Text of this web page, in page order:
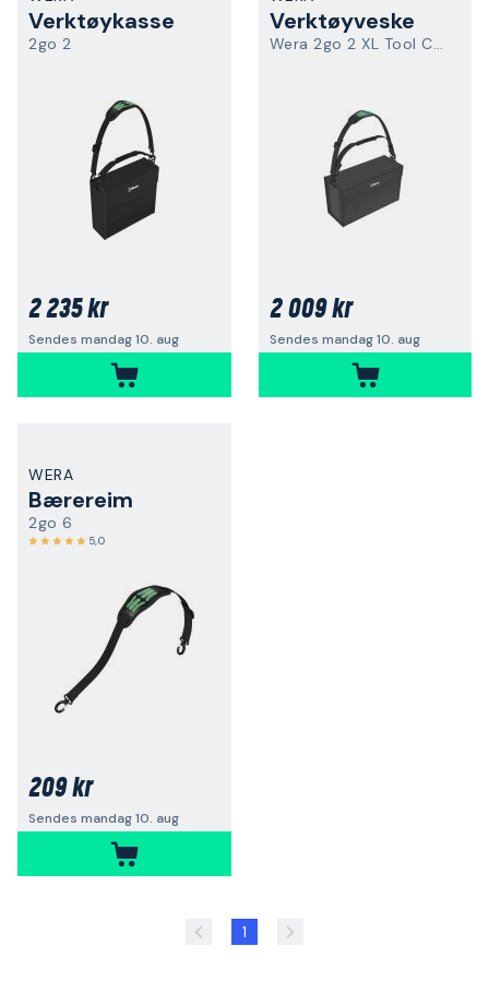
Verktøykasse
2go 2
2 235 kr
Sendes mandag 10. aug
Verktøyveske
Wera 2go 2 XL Tool Container
2 009 kr
Sendes mandag 10. aug
WERA
Bærereim
2go 6
5,0
209 kr
Sendes mandag 10. aug
1